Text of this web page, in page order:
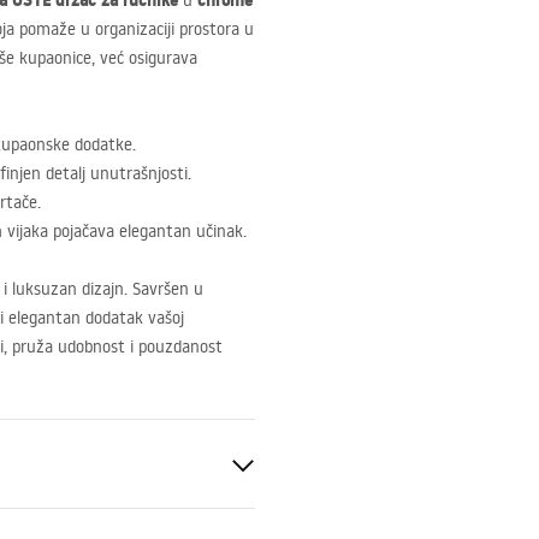
pomaže u organizaciji prostora u
kupaonice, već osigurava
dodatke.
detalj unutrašnjosti.
pojačava elegantan učinak.
luksuzan dizajn. Savršen u
dodatak vašoj
pruža udobnost i pouzdanost